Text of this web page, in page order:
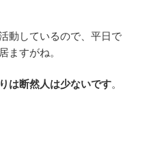
動しているので、平日で
ますがね。
は断然人は少ないです。